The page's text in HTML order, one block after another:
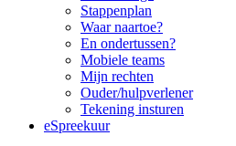
Stappenplan
Waar naartoe?
En ondertussen?
Mobiele teams
Mijn rechten
Ouder/hulpverlener
Tekening insturen
eSpreekuur